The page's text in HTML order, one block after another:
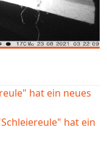
hat ein neues
hat ein